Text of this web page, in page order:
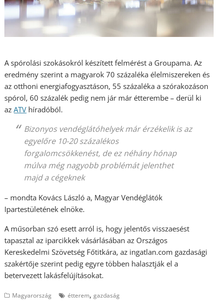
A spórolási szokásokról készített felmérést a Groupama. Az
eredmény szerint a magyarok 70 százaléka élelmiszereken és
az otthoni energiafogyasztáson, 55 százaléka a szórakozáson
spórol, 60 százalék pedig nem jár már étterembe – derül ki
azATV híradóból.
Bizonyos vendéglátóhelyek már érzékelik is az
egyelőre 10-20 százalékos
forgalomcsökkenést, de ez néhány hónap
múlva még nagyobb problémát jelenthet
majd a cégeknek
– mondta Kovács László a, Magyar Vendéglátók
Ipartestületének elnöke.
A műsorban szó esett arról is, hogy jelentős visszaesést
tapasztal az iparcikkek vásárlásában az Országos
Kereskedelmi Szövetség Főtitkára, az ingatlan.com gazdasági
szakértője szerint pedig egyre többen halasztják el a
betervezett lakásfelújításokat.
Magyarország étterem,gazdaság